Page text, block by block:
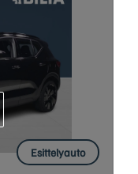
Esittelyauto